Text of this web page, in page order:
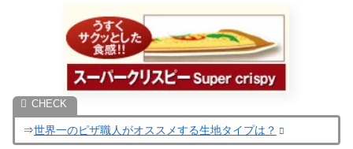
⇒世界一のピザ職人がオススメする生地タイプは？